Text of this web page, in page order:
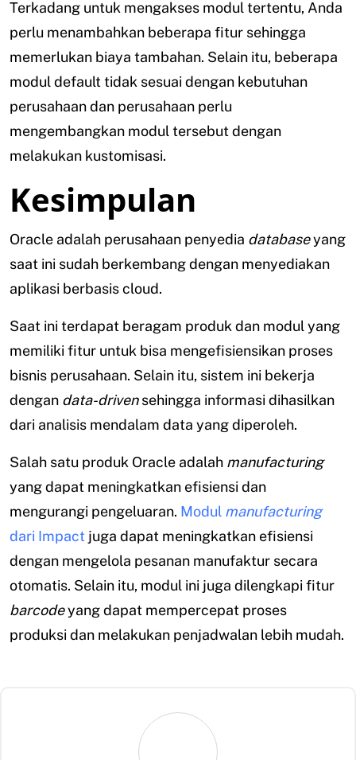
Terkadang untuk mengakses modul tertentu, Anda
perlu menambahkan beberapa fitur sehingga
memerlukan biaya tambahan. Selain itu, beberapa
modul default tidak sesuai dengan kebutuhan
perusahaan dan perusahaan perlu
mengembangkan modul tersebut dengan
melakukan kustomisasi.
Kesimpulan
Oracle adalah perusahaan penyedia databaseyang
saat ini sudah berkembang dengan menyediakan
aplikasi berbasis cloud.
Saat ini terdapat beragam produk dan modul yang
memiliki fitur untuk bisa mengefisiensikan proses
bisnis perusahaan. Selain itu, sistem ini bekerja
dengan data-drivensehingga informasi dihasilkan
dari analisis mendalam data yang diperoleh.
Salah satu produk Oracle adalah manufacturing
yang dapat meningkatkan efisiensi dan
mengurangi pengeluaran. Modul manufacturing
dari Impact juga dapat meningkatkan efisiensi
dengan mengelola pesanan manufaktur secara
otomatis. Selain itu, modul ini juga dilengkapi fitur
barcodeyang dapat mempercepat proses
produksi dan melakukan penjadwalan lebih mudah.